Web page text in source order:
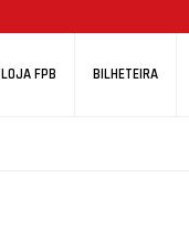
LOJA FPB BILHETEIRA